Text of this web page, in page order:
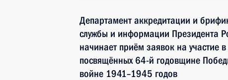
Департамент аккредитации и
службы и информации Президента
начинает приём заявок на участие
посвящённых 64-й годовщине
войне 1941–1945 годов